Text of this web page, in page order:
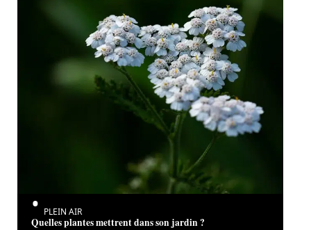
PLEIN AIR
Quelles plantes mettrent dans son jardin ?